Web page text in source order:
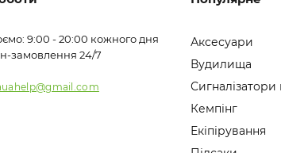
9:00 - 20:00 кожного дня
замовлення 24/7
Аксесуари
Вудилища
Кемпінг
Екіпірування